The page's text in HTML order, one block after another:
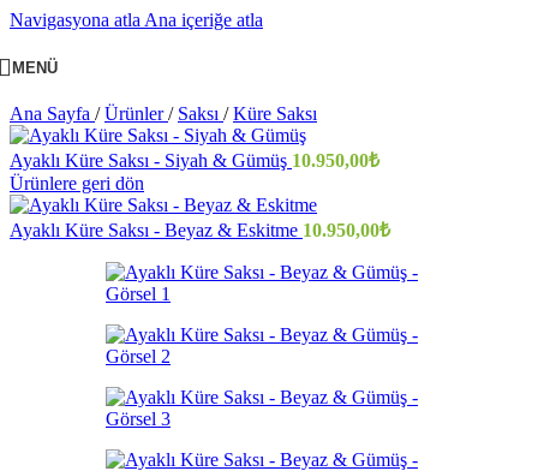
Navigasyona atla Ana içeriğe atla
MENÜ
Ana Sayfa / Ürünler/ Saksı / Küre Saksı
Ayaklı Küre Saksı - Siyah & Gümüş 10.950,00₺
Ürünlere geri dön
Ayaklı Küre Saksı - Beyaz & Eskitme 10.950,00₺